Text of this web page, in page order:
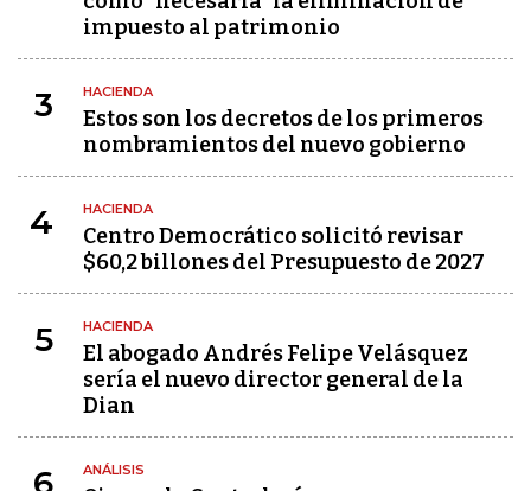
impuesto al patrimonio
3 HACIENDA
Estos son los decretos de los primeros
nombramientos del nuevo gobierno
4 HACIENDA
Centro Democrático solicitó revisar
$60,2 billones del Presupuesto de 2027
5 HACIENDA
El abogado Andrés Felipe Velásquez
sería el nuevo director general de la
Dian
ANÁLISIS